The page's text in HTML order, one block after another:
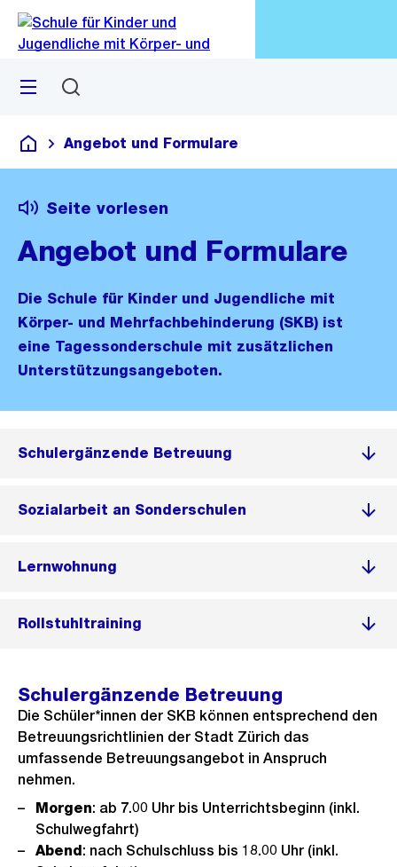
Navigation
Sprunglink
Menü
Schule für Kinder und Jugendliche mit Körper- und
Angebot und Formulare
Seite vorlesen
Angebot und Formulare
Die Schule für Kinder und Jugendliche mit
Körper- und Mehrfachbehinderung (SKB) ist
eine Tagessonderschule mit zusätzlichen
Unterstützungsangeboten.
Schulergänzende Betreuung
Sozialarbeit an Sonderschulen
Lernwohnung
Rollstuhltraining
Schulergänzende Betreuung
Die Schüler*innen der SKB können entsprechend den
Betreuungsrichtlinien der Stadt Zürich das
umfassende Betreuungsangebot in Anspruch
nehmen.
Morgen: ab 7.00 Uhr bis Unterrichtsbeginn (inkl.
Schulwegfahrt)
Abend: nach Schulschluss bis 18.00 Uhr (inkl.